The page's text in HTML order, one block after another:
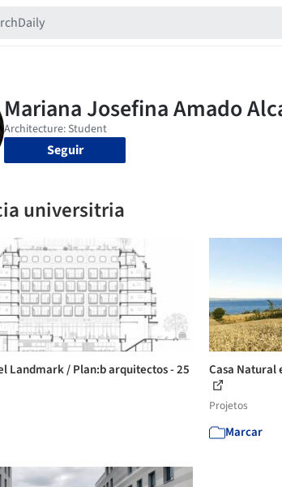
Seguir
universitria
Landmark / Plan:b arquitectos - 25 Casa Natural
Projetos
Marcar